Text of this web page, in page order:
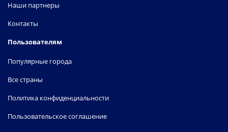
Наши партнеры
Контакты
Пользователям
Популярные города
Все страны
Политика конфиденциальности
Пользовательское соглашение